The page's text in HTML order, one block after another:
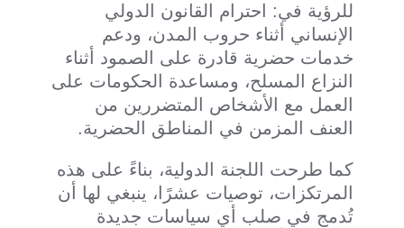
للرؤية في: احترام القانون الدولي
الإنساني أثناء حروب المدن، ودعم
خدمات حضرية قادرة على الصمود أثناء
النزاع المسلح، ومساعدة الحكومات على
العمل مع الأشخاص المتضررين من
العنف المزمن في المناطق الحضرية.
كما طرحت اللجنة الدولية، بناءً على هذه
المرتكزات، توصيات عشرًا، ينبغي لها أن
تُدمج في صلب أي سياسات جديدة